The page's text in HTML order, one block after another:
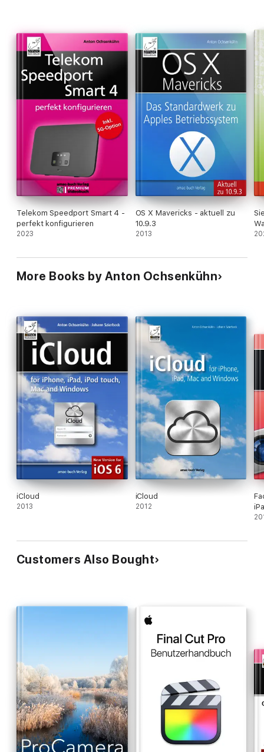
Telekom Speedport Smart 4 -
perfekt konfigurieren
2023
OS X Mavericks - aktuell zu
10.9.3
2013
More Books by Anton Ochsenkühn
iCloud
2013
iCloud
2012
Customers Also Bought